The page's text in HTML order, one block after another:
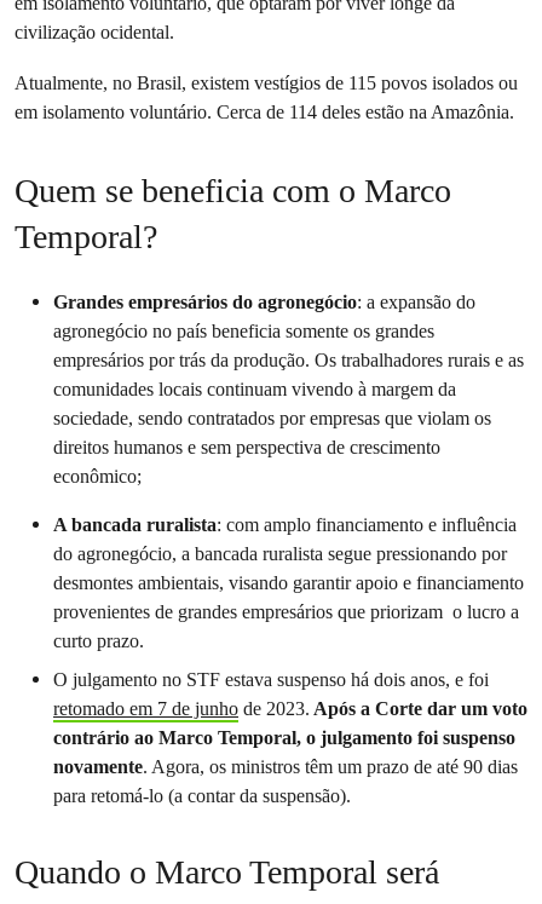
civilização ocidental.
Atualmente, no Brasil, existem vestígios de 115 povos isolados ou
em isolamento voluntário. Cerca de 114 deles estão na Amazônia.
Quem se beneficia com o Marco
Temporal?
Grandes empresários do agronegócio: a expansão do
agronegócio no país beneficia somente os grandes
empresários por trás da produção. Os trabalhadores rurais e as
comunidades locais continuam vivendo à margem da
sociedade, sendo contratados por empresas que violam os
direitos humanos e sem perspectiva de crescimento
econômico;
A bancada ruralista: com amplo financiamento e influência
do agronegócio, a bancada ruralista segue pressionando por
desmontes ambientais, visando garantir apoio e financiamento
provenientes de grandes empresários que priorizam o lucro a
curto prazo.
O julgamento no STF estava suspenso há dois anos, e foi
retomado em 7 de junho de 2023. Após a Corte dar um voto
contrário ao Marco Temporal, o julgamento foi suspenso
novamente. Agora, os ministros têm um prazo de até 90 dias
para retomá-lo (a contar da suspensão).
Quando o Marco Temporal será